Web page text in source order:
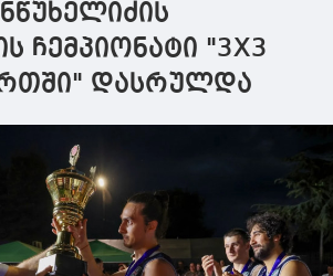
ჩემპიონატი "3X3
დასრულდა